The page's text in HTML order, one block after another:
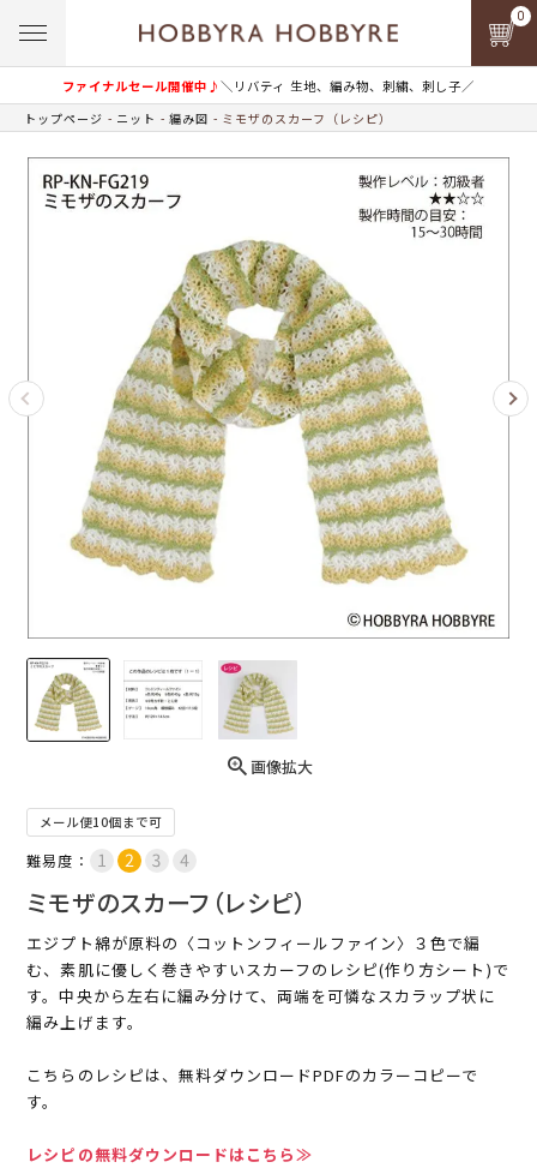
ファイナルセール開催中♪＼リバティ 生地、編み物、刺繍、刺し子／
0
トップページ ニット 編み図 ミモザのスカーフ（レシピ）
画像拡大
メール便10個まで可
難易度：
ミモザのスカーフ（レシピ）
エジプト綿が原料の〈コットンフィールファイン〉３色で編
む、素肌に優しく巻きやすいスカーフのレシピ(作り方シート)で
す。中央から左右に編み分けて、両端を可憐なスカラップ状に
編み上げます。
こちらのレシピは、無料ダウンロードPDFのカラーコピーで
す。
レシピの無料ダウンロードはこちら≫